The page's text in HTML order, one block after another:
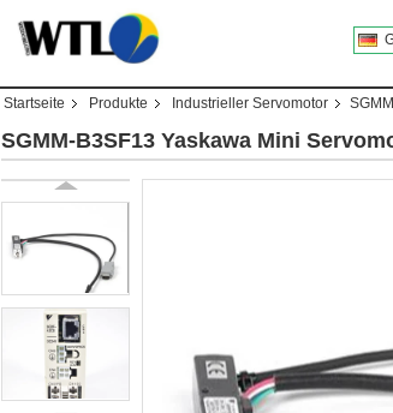
Startseite Produkte Industrieller Servomotor
SGMM-B3SF13 Yaskawa Mini